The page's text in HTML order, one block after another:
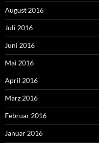
August 2016
Juli 2016
Juni 2016
Mai 2016
April 2016
März 2016
Februar 2016
Januar 2016